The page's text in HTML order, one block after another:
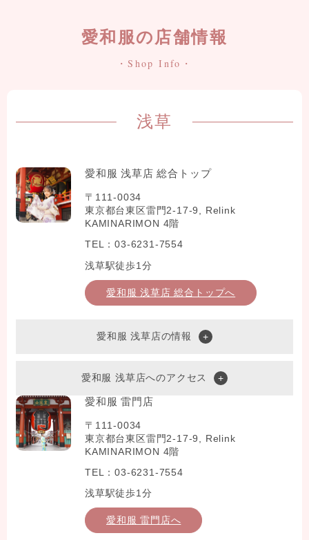
愛和服の店舗情報
・Shop Info・
浅草
愛和服 浅草店 総合トップ
〒111-0034
東京都台東区雷門2-17-9, Relink
KAMINARIMON 4階
TEL：03-6231-7554
浅草駅徒歩1分
愛和服 浅草店 総合トップへ
愛和服 浅草店の情報
愛和服 浅草店へのアクセス
愛和服 雷門店
〒111-0034
東京都台東区雷門2-17-9, Relink
KAMINARIMON 4階
TEL：03-6231-7554
浅草駅徒歩1分
愛和服 雷門店へ